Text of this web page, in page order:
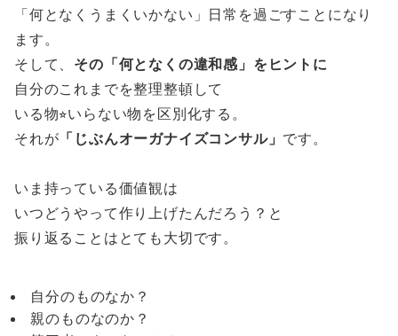
「何となくうまくいかない」日常を過ごすことになり
ます。
そして、 その「何となくの違和感」をヒントに
自分のこれまでを整理整頓して
いる物⭐︎いらない物を区別化する。
それが 「じぶんオーガナイズコンサル」 です。
いま持っている価値観は
いつどうやって作り上げたんだろう？と
振り返ることはとても大切です。
自分のものなか？
親のものなのか？